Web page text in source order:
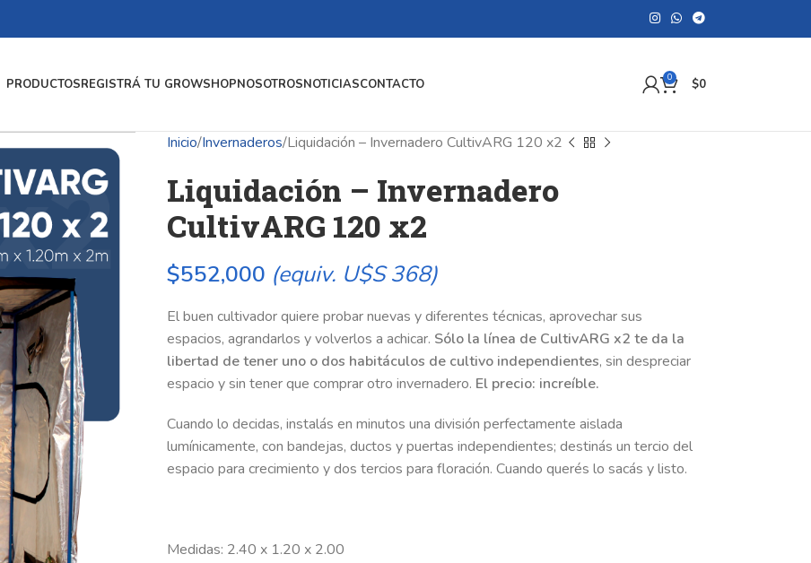
PRODUCTOSREGISTRÁ TU GROWSHOPNOSOTROSNOTICIASCONTACTO 0 $0
Inicio Invernaderos Liquidación – Invernadero CultivARG 120 x2
Liquidación – Invernadero
CultivARG 120 x2
$552,000 (equiv. U$S 368)
El buen cultivador quiere probar nuevas y diferentes técnicas, aprovechar sus
espacios, agrandarlos y volverlos a achicar. Sólo la línea de CultivARG x2 te da la
libertad de tener uno o dos habitáculos de cultivo independientes, sin despreciar
espacio y sin tener que comprar otro invernadero. El precio: increíble.
Cuando lo decidas, instalás en minutos una división perfectamente aislada
lumínicamente, con bandejas, ductos y puertas independientes; destinás un tercio del
espacio para crecimiento y dos tercios para floración. Cuando querés lo sacás y listo.
Medidas: 2.40 x 1.20 x 2.00